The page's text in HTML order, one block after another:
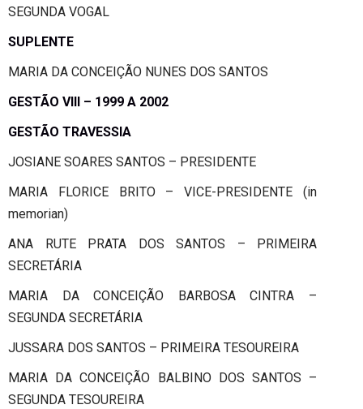
SEGUNDA VOGAL
SUPLENTE
MARIA DA CONCEIÇÃO NUNES DOS SANTOS
GESTÃO VIII – 1999 A 2002
GESTÃO TRAVESSIA
JOSIANE SOARES SANTOS – PRESIDENTE
MARIA FLORICE BRITO – VICE-PRESIDENTE (in
memorian)
ANA RUTE PRATA DOS SANTOS – PRIMEIRA
SECRETÁRIA
MARIA DA CONCEIÇÃO BARBOSA CINTRA –
SEGUNDA SECRETÁRIA
JUSSARA DOS SANTOS – PRIMEIRA TESOUREIRA
MARIA DA CONCEIÇÃO BALBINO DOS SANTOS –
SEGUNDA TESOUREIRA